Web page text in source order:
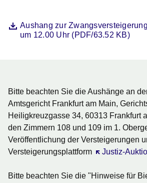
DateiAushang zur
um 12.00 Uhr (PDF/63.52 KB)
Öffnet sich in einem neuen Fenster
Bitte beachten Sie die Aushänge an
Amtsgericht Frankfurt am Main,
Heiligkreuzgasse 34, 60313 Frankfurt
den Zimmern 108 und 109 im 1.
Veröffentlichung der Versteigerungen
Versteigerungsplattform
Justiz-
Öffnet sich in
Bitte beachten Sie die "Hinweise für